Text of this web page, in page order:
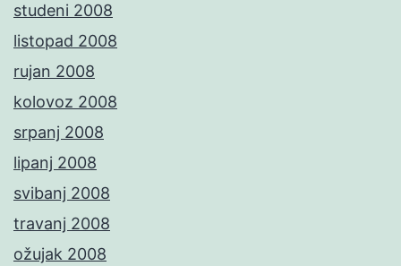
studeni 2008
listopad 2008
rujan 2008
kolovoz 2008
srpanj 2008
lipanj 2008
svibanj 2008
travanj 2008
ožujak 2008